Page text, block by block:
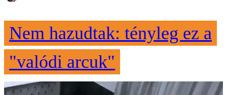
Nem hazudtak: tényleg ez a
"valódi arcuk"